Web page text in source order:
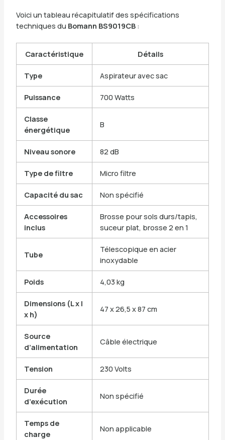
Voici un tableau récapitulatif des spécifications
techniques du Bomann BS9019CB:
Caractéristique Détails
Type Aspirateur avec sac
Puissance 700 Watts
Classe
énergétique
B
Niveau sonore 82 dB
Type de filtre Micro filtre
Capacité du sac Non spécifié
Accessoires
inclus
Brosse pour sols durs/tapis,
suceur plat, brosse 2 en 1
Tube
Télescopique en acier
inoxydable
Poids 4,03 kg
Dimensions (L x l
x h)
47 x 26,5 x 87 cm
Source
d’alimentation
Câble électrique
Tension 230 Volts
Durée
d’exécution
Non spécifié
Temps de
charge
Non applicable